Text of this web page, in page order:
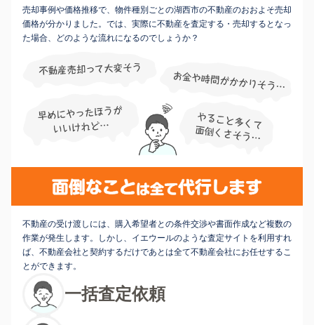
売却事例や価格推移で、物件種別ごとの湖西市の不動産のおおよそ売却
価格が分かりました。では、実際に不動産を査定する・売却するとなっ
た場合、どのような流れになるのでしょうか？
不動産の受け渡しには、購入希望者との条件交渉や書面作成など複数の
作業が発生します。しかし、イエウールのような査定サイトを利用すれ
ば、不動産会社と契約するだけであとは全て不動産会社にお任せするこ
とができます。
一括査定依頼